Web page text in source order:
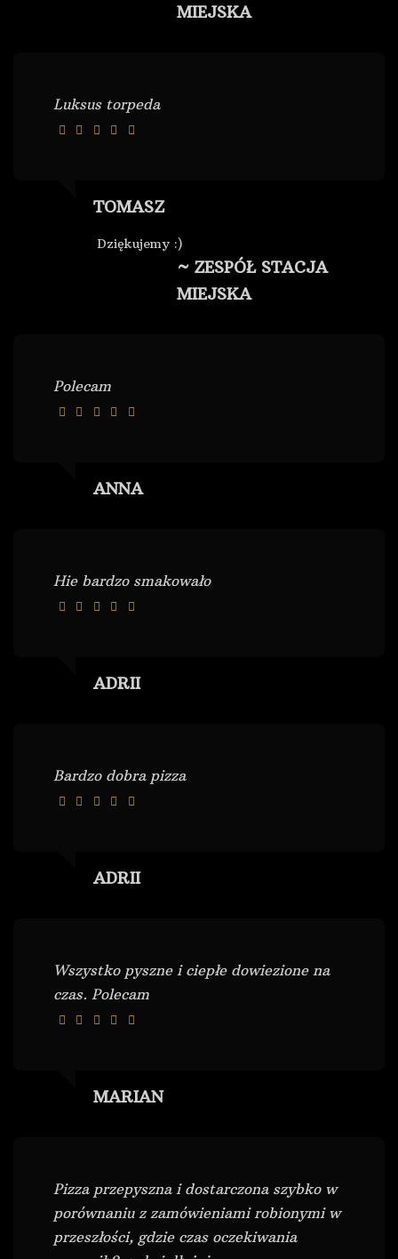
MIEJSKA
Luksus torpeda
TOMASZ
Dziękujemy :)
~ ZESPÓŁ STACJA
MIEJSKA
Polecam
ANNA
Hie bardzo smakowało
ADRII
Bardzo dobra pizza
ADRII
Wszystko pyszne i ciepłe dowiezione na
czas. Polecam
MARIAN
Pizza przepyszna i dostarczona szybko w
porównaniu z zamówieniami robionymi w
przeszłości, gdzie czas oczekiwania